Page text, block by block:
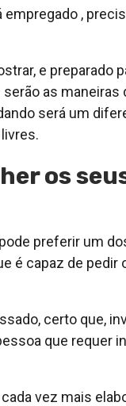
,
e preparado
as
será um
os
preferir um
é capaz de pedir
certo que,
que requer
vez mais